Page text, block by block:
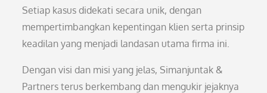
Setiap kasus didekati secara unik, dengan
mempertimbangkan kepentingan klien serta prinsip
keadilan yang menjadi landasan utama firma ini.
Dengan visi dan misi yang jelas, Simanjuntak &
Partners terus berkembang dan mengukir jejaknya